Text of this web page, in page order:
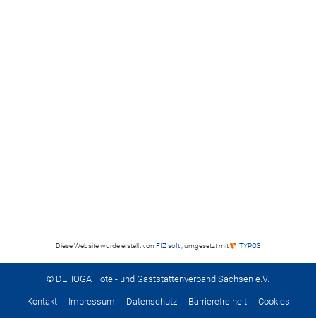
Diese Website wurde erstellt von FIZ soft , umgesetzt mit TYPO3
© DEHOGA Hotel- und Gaststättenverband Sachsen e.V.
Kontakt Impressum Datenschutz Barrierefreiheit Cookies